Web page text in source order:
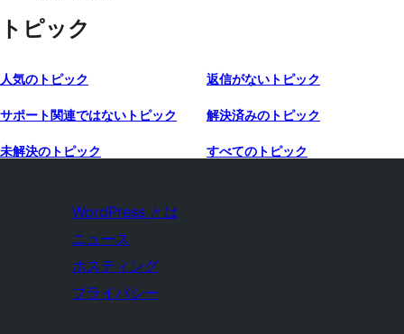
トピック
人気のトピック 返信がないトピック
サポート関連ではないトピック 解決済みのトピック
未解決のトピック すべてのトピック
WordPress とは
ニュース
ホスティング
プライバシー